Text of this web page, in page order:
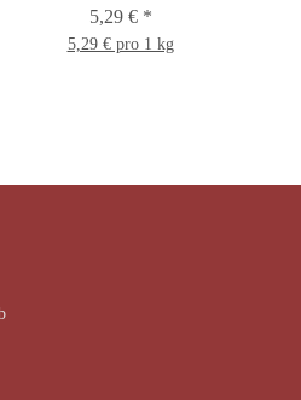
5,29 € *
5,29 € pro 1 kg